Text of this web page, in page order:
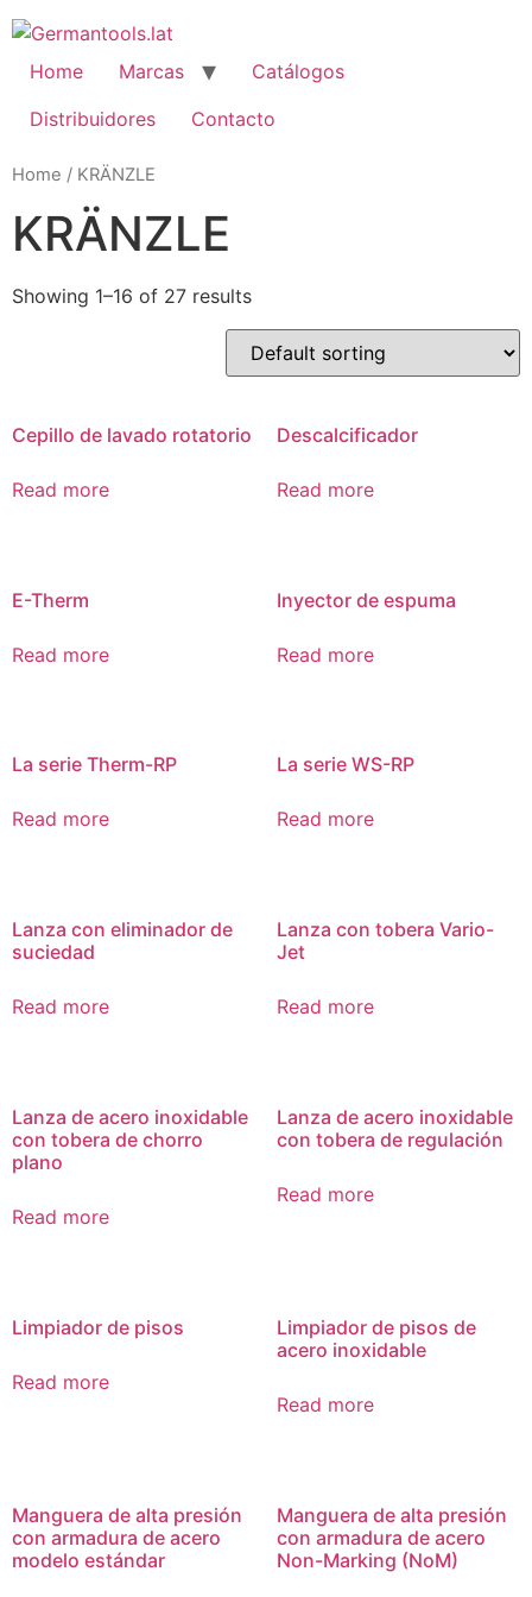
Skip
to
content
Home Marcas
Catálogos
Distribuidores
Contacto
Home / KRÄNZLE
KRÄNZLE
Showing 1–16 of 27 results
Cepillo de lavado rotatorio
Read more
Descalcificador
Read more
E-Therm
Read more
Inyector de espuma
Read more
La serie Therm-RP
Read more
La serie WS-RP
Read more
Lanza con eliminador de
suciedad
Read more
Lanza con tobera Vario-
Jet
Read more
Lanza de acero inoxidable
con tobera de chorro
plano
Read more
Lanza de acero inoxidable
con tobera de regulación
Read more
Limpiador de pisos
Read more
Limpiador de pisos de
acero inoxidable
Read more
Manguera de alta presión
con armadura de acero
modelo estándar
Manguera de alta presión
con armadura de acero
Non-Marking (NoM)